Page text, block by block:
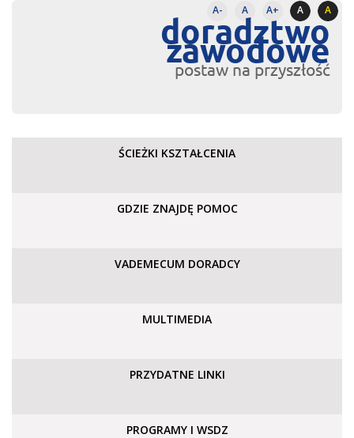
A- A A+ A A
doradztwo
zawodowe
postaw na przyszłość
ŚCIEŻKI KSZTAŁCENIA
GDZIE ZNAJDĘ POMOC
VADEMECUM DORADCY
MULTIMEDIA
PRZYDATNE LINKI
PROGRAMY I WSDZ